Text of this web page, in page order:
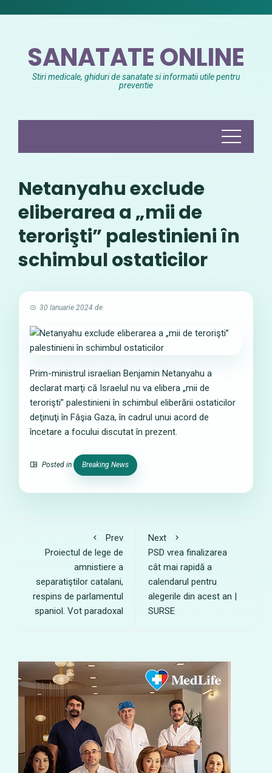
SANATATE ONLINE
Stiri medicale, ghiduri de sanatate si informatii utile pentru
preventie
Netanyahu exclude
eliberarea a „mii de
terorişti” palestinieni în
schimbul ostaticilor
30 Ianuarie 2024 de
Prim-ministrul israelian Benjamin Netanyahu a
declarat marţi că Israelul nu va elibera „mii de
terorişti” palestinieni în schimbul eliberării ostaticilor
deţinuţi în Fâşia Gaza, în cadrul unui acord de
încetare a focului discutat în prezent.
Posted in Breaking News
Prev
Proiectul de lege de
amnistiere a
separatiştilor catalani,
respins de parlamentul
spaniol. Vot paradoxal
Next
PSD vrea finalizarea
cât mai rapidă a
calendarul pentru
alegerile din acest an |
SURSE